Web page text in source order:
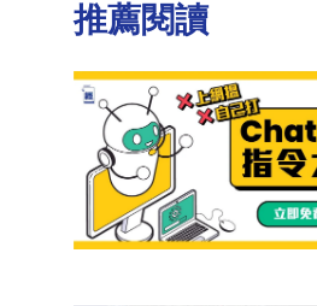
推薦閱讀